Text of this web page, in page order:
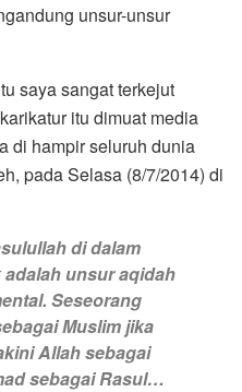
unsur-unsur
saya sangat terkejut
itu dimuat media
di hampir seluruh dunia
pada Selasa (8/7/2014) di
di dalam
unsur aqidah
Seseorang
Muslim jika
Allah sebagai
sebagai Rasul…